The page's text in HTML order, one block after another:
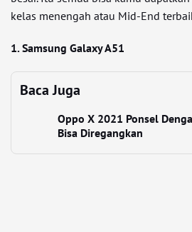
kelas menengah atau Mid-End
1. Samsung Galaxy A51
Baca Juga
Oppo X 2021 Ponsel
Bisa Diregangkan